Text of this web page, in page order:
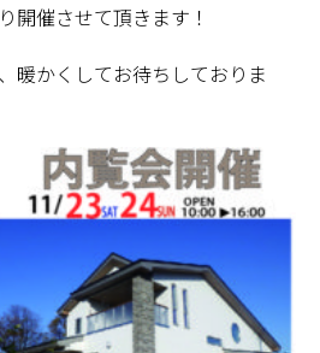
開催させて頂きます！
暖かくしてお待ちしておりま